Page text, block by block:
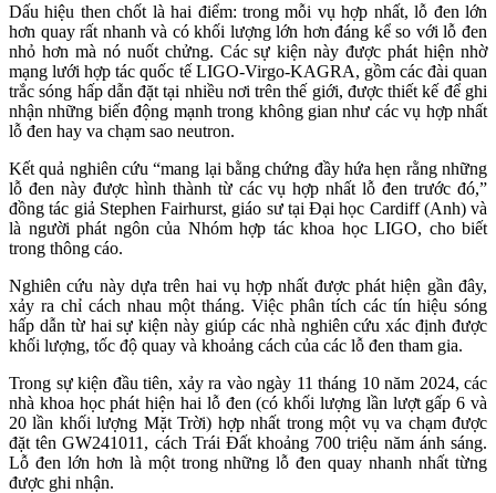
Dấu hiệu then chốt là hai điểm: trong mỗi vụ hợp nhất, lỗ đen lớn
hơn quay rất nhanh và có khối lượng lớn hơn đáng kể so với lỗ đen
nhỏ hơn mà nó nuốt chửng. Các sự kiện này được phát hiện nhờ
mạng lưới hợp tác quốc tế LIGO-Virgo-KAGRA, gồm các đài quan
trắc sóng hấp dẫn đặt tại nhiều nơi trên thế giới, được thiết kế để ghi
nhận những biến động mạnh trong không gian như các vụ hợp nhất
lỗ đen hay va chạm sao neutron.
Kết quả nghiên cứu “mang lại bằng chứng đầy hứa hẹn rằng những
lỗ đen này được hình thành từ các vụ hợp nhất lỗ đen trước đó,”
đồng tác giả Stephen Fairhurst, giáo sư tại Đại học Cardiff (Anh) và
là người phát ngôn của Nhóm hợp tác khoa học LIGO, cho biết
trong thông cáo.
Nghiên cứu này dựa trên hai vụ hợp nhất được phát hiện gần đây,
xảy ra chỉ cách nhau một tháng. Việc phân tích các tín hiệu sóng
hấp dẫn từ hai sự kiện này giúp các nhà nghiên cứu xác định được
khối lượng, tốc độ quay và khoảng cách của các lỗ đen tham gia.
Trong sự kiện đầu tiên, xảy ra vào ngày 11 tháng 10 năm 2024, các
nhà khoa học phát hiện hai lỗ đen (có khối lượng lần lượt gấp 6 và
20 lần khối lượng Mặt Trời) hợp nhất trong một vụ va chạm được
đặt tên GW241011, cách Trái Đất khoảng 700 triệu năm ánh sáng.
Lỗ đen lớn hơn là một trong những lỗ đen quay nhanh nhất từng
được ghi nhận.